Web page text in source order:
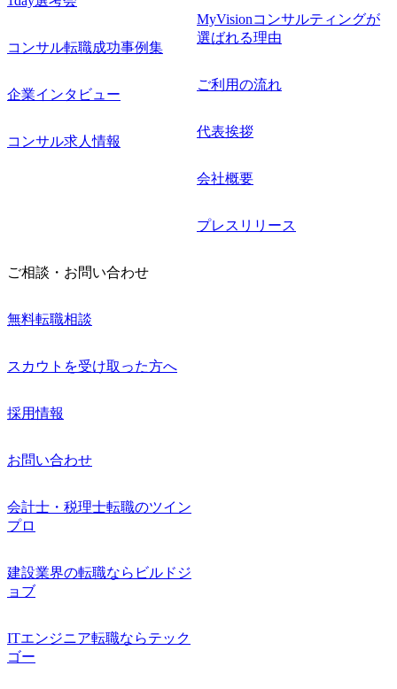
コンサル転職成功事例集
企業インタビュー
コンサル求人情報
MyVisionコンサルティングが
選ばれる理由
ご利用の流れ
代表挨拶
会社概要
プレスリリース
ご相談・お問い合わせ
無料転職相談
スカウトを受け取った方へ
採用情報
お問い合わせ
会計士・税理士転職のツイン
プロ
建設業界の転職ならビルドジ
ョブ
ITエンジニア転職ならテック
ゴー